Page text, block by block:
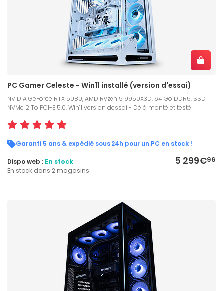
PC Gamer Celeste - Win11 installé (version d'essai)
NVIDIA GeForce RTX 5080, AMD Ryzen 9 9950X3D, 64 Go DDR5, SSD
NVMe 2 To PCI-E 5.0, Win11 version d'essai - Déjà monté et testé
Garanti 5 ans & expédié sous 24h pour un PC en stock !
5 299€96
Dispo web : En stock
En stock dans 2 magasins